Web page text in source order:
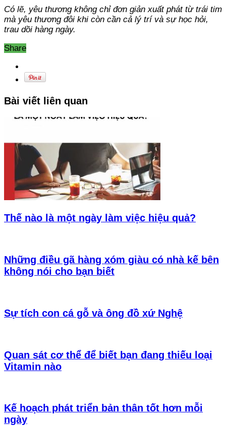
Có lẽ, yêu thương không chỉ đơn giản xuất phát từ trái tim
mà yêu thương đôi khi còn cần cả lý trí và sự học hỏi,
trau dồi hàng ngày.
Share
Bài viết liên quan
Thế nào là một ngày làm việc hiệu quả?
Những điều gã hàng xóm giàu có nhà kế bên
không nói cho bạn biết
Sự tích con cá gỗ và ông đồ xứ Nghệ
Quan sát cơ thể để biết bạn đang thiếu loại
Vitamin nào
Kế hoạch phát triển bản thân tốt hơn mỗi
ngày